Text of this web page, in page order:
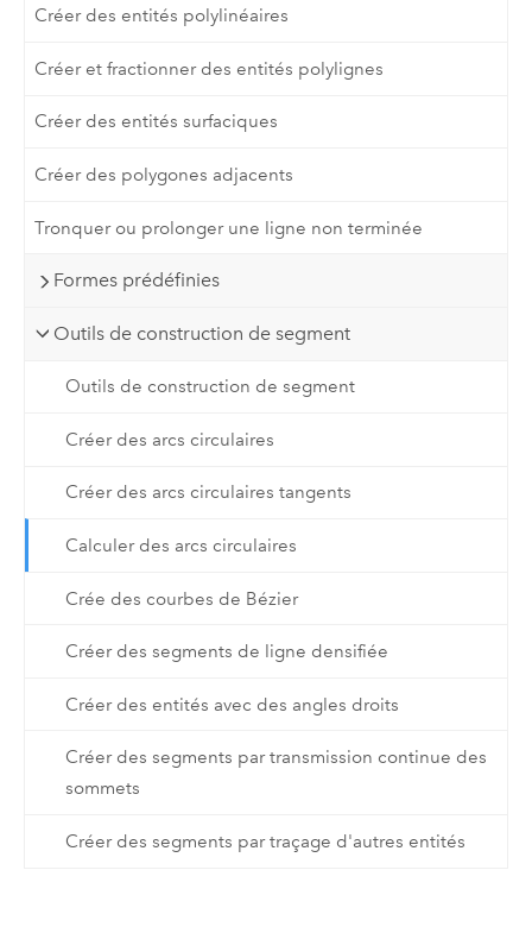
Créer des entités polylinéaires
Créer et fractionner des entités polylignes
Créer des entités surfaciques
Créer des polygones adjacents
Tronquer ou prolonger une ligne non terminée
Formes prédéfinies
Outils de construction de segment
Outils de construction de segment
Créer des arcs circulaires
Créer des arcs circulaires tangents
Calculer des arcs circulaires
Crée des courbes de Bézier
Créer des segments de ligne densifiée
Créer des entités avec des angles droits
Créer des segments par transmission continue des
sommets
Créer des segments par traçage d'autres entités